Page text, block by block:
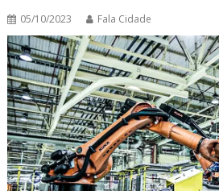
05/10/2023 Fala Cidade